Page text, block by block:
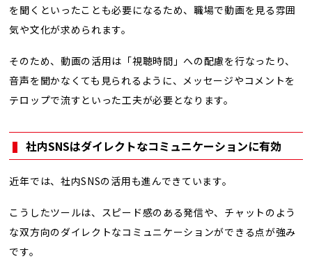
を聞くといったことも必要になるため、職場で動画を見る雰囲
気や文化が求められます。
そのため、動画の活用は「視聴時間」への配慮を行なったり、
音声を聞かなくても見られるように、メッセージやコメントを
テロップで流すといった工夫が必要となります。
社内SNSはダイレクトなコミュニケーションに有効
近年では、社内SNSの活用も進んできています。
こうしたツールは、スピード感のある発信や、チャットのよう
な双方向のダイレクトなコミュニケーションができる点が強み
です。